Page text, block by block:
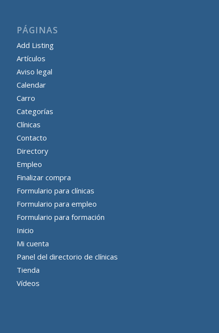
PÁGINAS
Add Listing
Artículos
Aviso legal
Calendar
Carro
Categorías
Clínicas
Contacto
Directory
Empleo
Finalizar compra
Formulario para clínicas
Formulario para empleo
Formulario para formación
Inicio
Mi cuenta
Panel del directorio de clínicas
Tienda
Vídeos